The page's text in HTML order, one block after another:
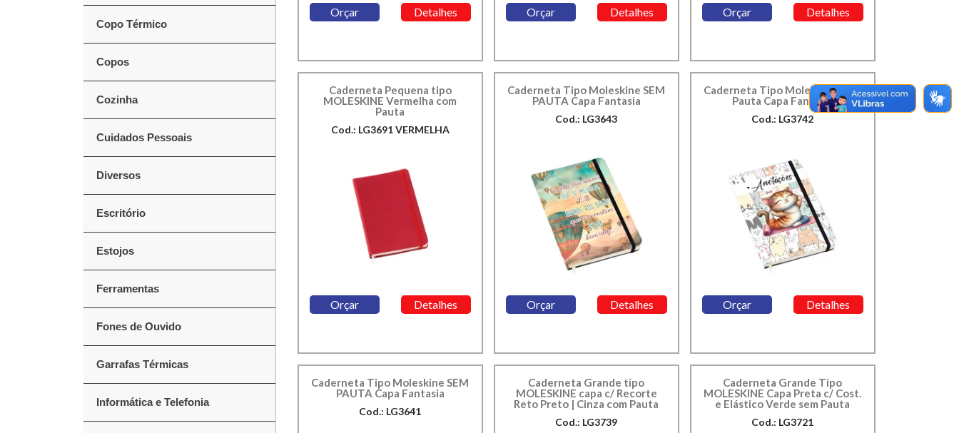
Copo Térmico
Copos
Cozinha
Cuidados Pessoais
Diversos
Escritório
Estojos
Ferramentas
Fones de Ouvido
Garrafas Térmicas
Informática e Telefonia
Orçar Detalhes Orçar Detalhes Orçar Detalhes
Caderneta Pequena tipo
MOLESKINE Vermelha com
Pauta
Cod.: LG3691 VERMELHA
Orçar Detalhes
Caderneta Tipo Moleskine SEM
PAUTA Capa Fantasia
Cod.: LG3643
Orçar Detalhes
Caderneta Tipo Moleskine Com
Pauta Capa Fantasia
Cod.: LG3742
Orçar Detalhes
Caderneta Tipo Moleskine SEM
PAUTA Capa Fantasia
Cod.: LG3641
Caderneta Grande tipo
MOLESKINE capa c/ Recorte
Reto Preto | Cinza com Pauta
Cod.: LG3739
Caderneta Grande Tipo
MOLESKINE Capa Preta c/ Cost.
e Elástico Verde sem Pauta
Cod.: LG3721